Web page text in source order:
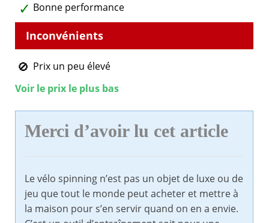
Bonne performance
Prix un peu élevé
Voir le prix le plus bas
Merci d’avoir lu cet article
Le vélo spinning n’est pas un objet de luxe ou de
jeu que tout le monde peut acheter et mettre à
la maison pour s’en servir quand on en a envie.